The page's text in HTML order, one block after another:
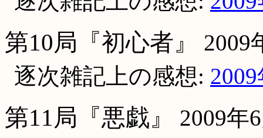
第10局『初心者』
2009
逐次雑記上の感想:
第11局『悪戯』
2009年